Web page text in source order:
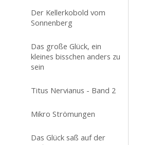
Der Kellerkobold vom
Sonnenberg
Das große Glück, ein
kleines bisschen anders zu
sein
Titus Nervianus - Band 2
Mikro Strömungen
Das Glück saß auf der